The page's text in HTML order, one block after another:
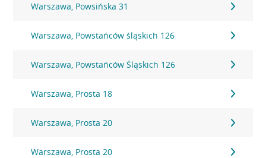
Warszawa, Powsińska 31
Warszawa, Powstańców śląskich 126
Warszawa, Powstańców Śląskich 126
Warszawa, Prosta 18
Warszawa, Prosta 20
Warszawa, Prosta 20